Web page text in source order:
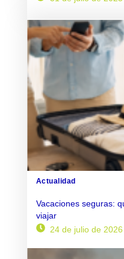
Actualidad
Vacaciones seguras:
viajar
24 de julio de 2026